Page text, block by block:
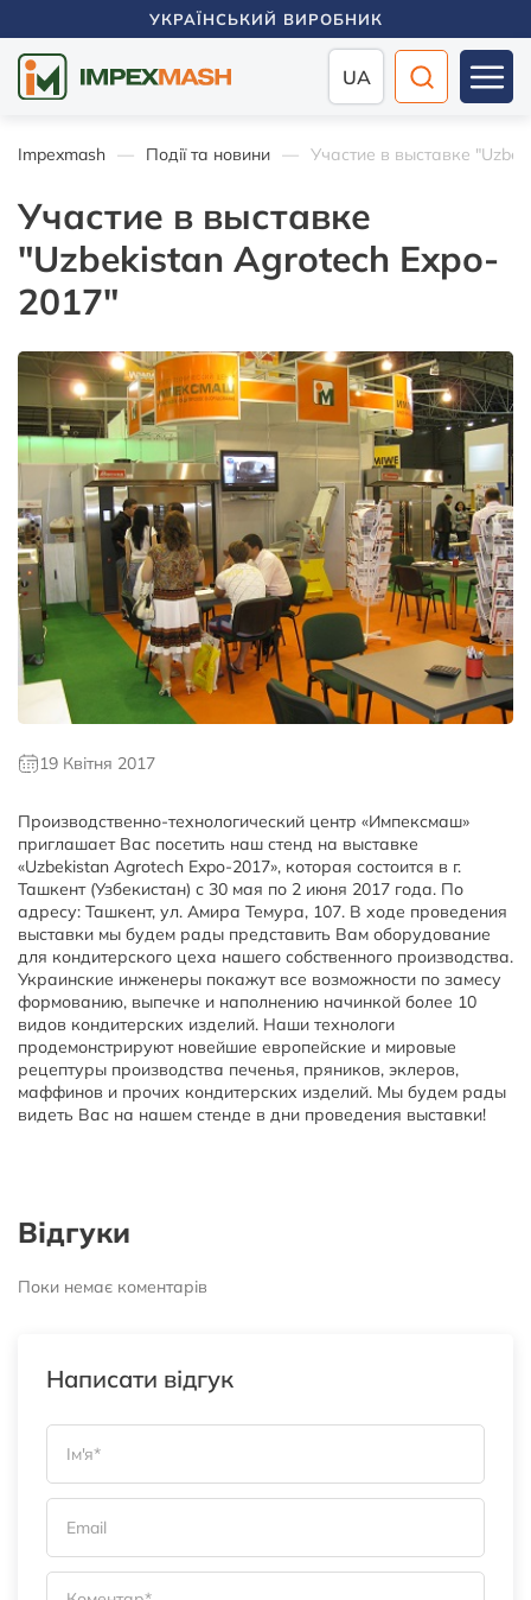
УКРАЇНСЬКИЙ ВИРОБНИК
UA
Impexmash Події та новини Участие в выставке
Участие в выставке
"Uzbekistan Agrotech Expo-
2017"
19 Квітня 2017
Производственно-технологический центр «Импексмаш»
приглашает Вас посетить наш стенд на выставке
«Uzbekistan Agrotech Expo-2017», которая состоится в г.
Ташкент (Узбекистан) с 30 мая по 2 июня 2017 года. По
адресу: Ташкент, ул. Амира Темура, 107. В ходе проведения
выставки мы будем рады представить Вам оборудование
для кондитерского цеха нашего собственного производства.
Украинские инженеры покажут все возможности по замесу
формованию, выпечке и наполнению начинкой более 10
видов кондитерских изделий. Наши технологи
продемонстрируют новейшие европейские и мировые
рецептуры производства печенья, пряников, эклеров,
маффинов и прочих кондитерских изделий. Мы будем рады
видеть Вас на нашем стенде в дни проведения выставки!
Відгуки
Поки немає коментарів
Написати відгук